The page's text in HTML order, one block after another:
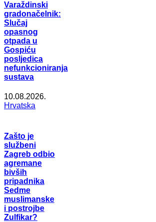
Varaždinski
gradonačelnik:
Slučaj
opasnog
otpada u
Gospiću
posljedica
nefunkcioniranja
sustava
10.08.2026.
Hrvatska
Zašto je
službeni
Zagreb odbio
agremane
bivših
pripadnika
Sedme
muslimanske
i postrojbe
Zulfikar?